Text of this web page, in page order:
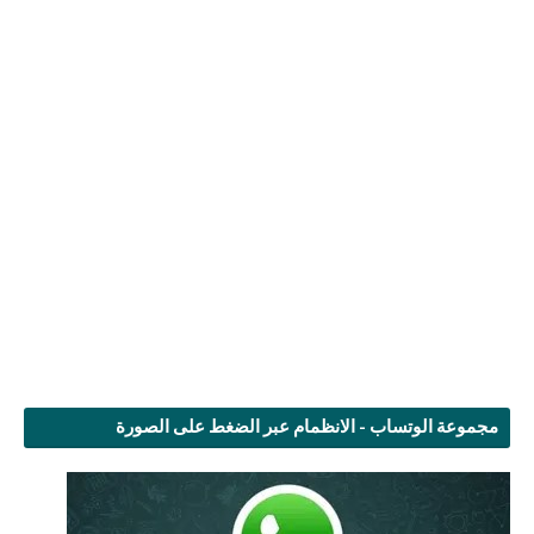
مجموعة الوتساب - الانظمام عبر الضغط على الصورة